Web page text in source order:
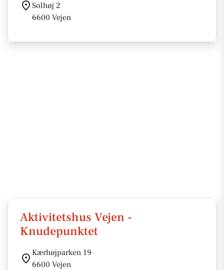
Solhøj 2
6600 Vejen
Aktivitetshus Vejen -
Knudepunktet
Kærhøjparken 19
6600 Vejen